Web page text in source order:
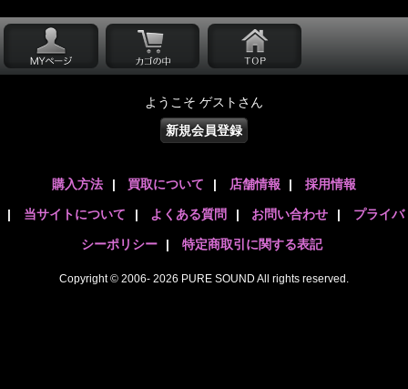
ようこそ ゲストさん
新規会員登録
購入方法 | 買取について | 店舗情報 | 採用情報
| 当サイトについて | よくある質問 | お問い合わせ | プライバ
シーポリシー | 特定商取引に関する表記
Copyright © 2006- 2026 PURE SOUND All rights reserved.